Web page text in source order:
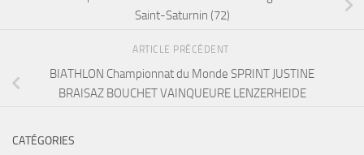
Saint-Saturnin (72)
ARTICLE PRÉCÉDENT
BIATHLON Championnat du Monde SPRINT JUSTINE
BRAISAZ BOUCHET VAINQUEURE LENZERHEIDE
CATÉGORIES